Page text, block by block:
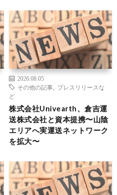
2026.08.05
その他の記事
プレスリリースな
ど
株式会社Univearth、倉吉運
送株式会社と資本提携〜山陰
エリアへ実運送ネットワーク
を拡大〜